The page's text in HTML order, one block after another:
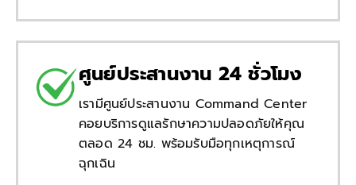
ศูนย์ประสานงาน 24 ชั่วโมง
เรามีศูนย์ประสานงาน Command Center
คอยบริการดูแลรักษาความปลอดภัยให้คุณ
ตลอด 24 ชม. พร้อมรับมือทุกเหตุการณ์
ฉุกเฉิน